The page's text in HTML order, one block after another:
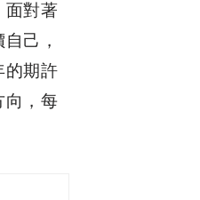
面對著
己，
的期許
向，每